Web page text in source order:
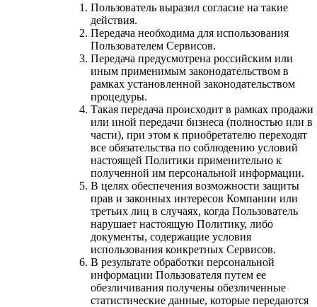
Пользователь выразил согласие на такие
действия.
Передача необходима для использования
Пользователем Сервисов.
Передача предусмотрена российским или
иным применимым законодательством в
рамках установленной законодательством
процедуры.
Такая передача происходит в рамках продажи
или иной передачи бизнеса (полностью или в
части), при этом к приобретателю переходят
все обязательства по соблюдению условий
настоящей Политики применительно к
полученной им персональной информации.
В целях обеспечения возможности защиты
прав и законных интересов Компании или
третьих лиц в случаях, когда Пользователь
нарушает настоящую Политику, либо
документы, содержащие условия
использования конкретных Сервисов.
В результате обработки персональной
информации Пользователя путем ее
обезличивания получены обезличенные
статистические данные, которые передаются